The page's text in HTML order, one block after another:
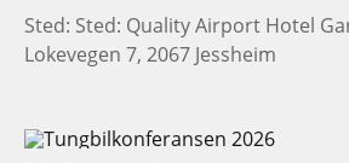
Sted: Sted: Quality Airport Hotel
Lokevegen 7, 2067 Jessheim